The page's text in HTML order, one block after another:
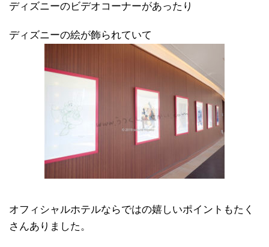
ディズニーのビデオコーナーがあったり
ディズニーの絵が飾られていて
オフィシャルホテルならではの嬉しいポイントもたく
さんありました。